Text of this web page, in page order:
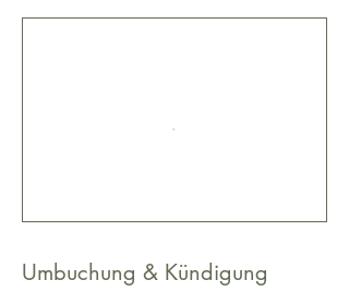
Umbuchung & Kündigung